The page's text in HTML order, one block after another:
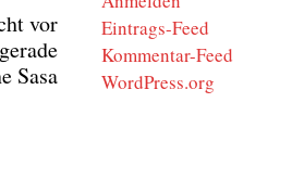
vor
Sasa
Eintrags-Feed
Kommentar-Feed
WordPress.org